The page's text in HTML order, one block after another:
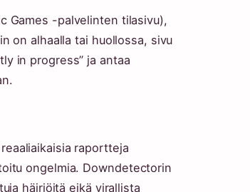
Games -palvelinten tilasivu),
on alhaalla tai huollossa, sivu
in progress” ja antaa
raportteja
ongelmia. Downdetectorin
häiriöitä eikä virallista